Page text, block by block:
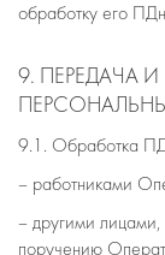
обработку его
9. ПЕРЕДАЧА
9.1. Обработка
– работниками
– другими
поручению